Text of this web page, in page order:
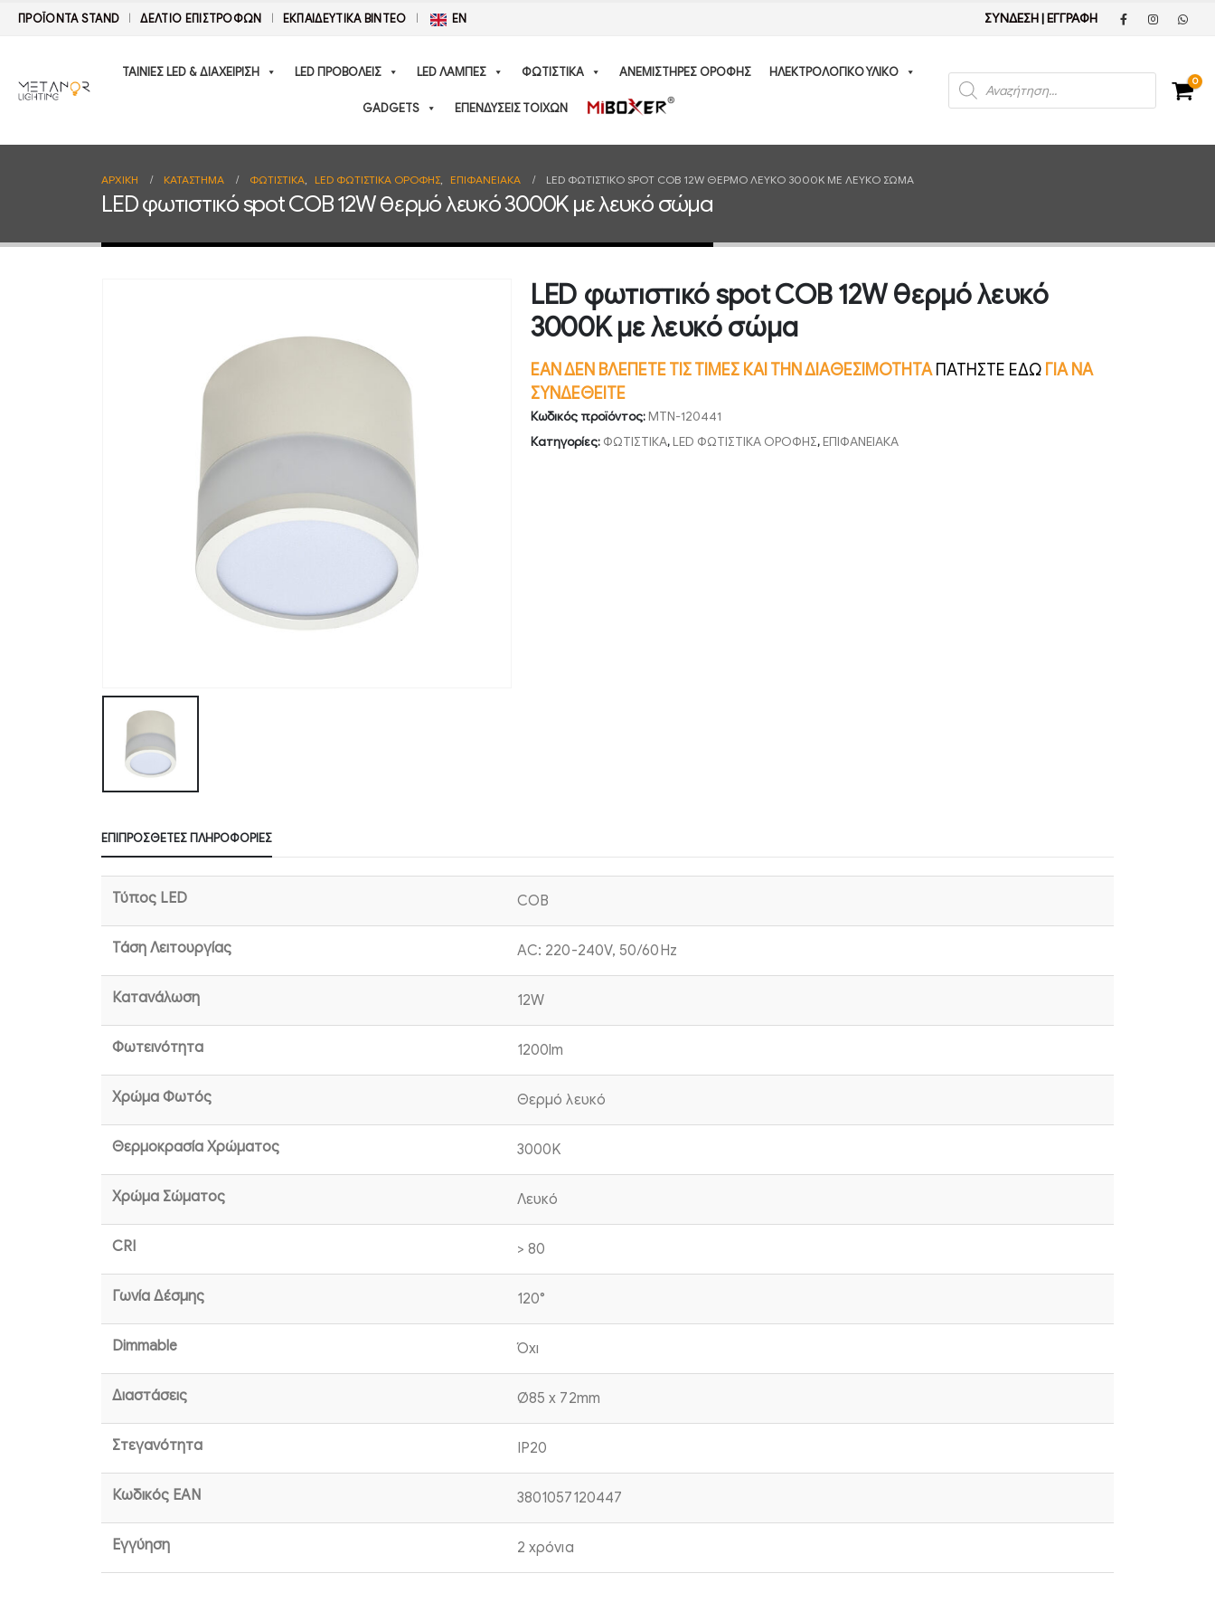
ΠΡΟΪΟΝΤΑ STAND ΔΕΛΤΊΟ ΕΠΙΣΤΡΟΦΏΝ ΕΚΠΑΙΔΕΥΤΙΚΑ ΒΙΝΤΕΟ EN ΣΥΝΔΕΣΗ| ΕΓΓΡΑΦΗ
ΤΑΙΝΙΕΣ LED & ΔΙΑΧΕΙΡΙΣΗ LED ΠΡΟΒΟΛΕΙΣ LED ΛΑΜΠΕΣ ΦΩΤΙΣΤΙΚΑ ΑΝΕΜΙΣΤΗΡΕΣ ΟΡΟΦΗΣ ΗΛΕΚΤΡΟΛΟΓΙΚΟ ΥΛΙΚΟ
GADGETS ΕΠΕΝΔΥΣΕΙΣ ΤΟΙΧΩΝ
Products
search
0
ΑΡΧΙΚΉ ΚΑΤΆΣΤΗΜΑ ΦΩΤΙΣΤΙΚΑ, LED ΦΩΤΙΣΤΙΚΑ ΟΡΟΦΗΣ, ΕΠΙΦΑΝΕΙΑΚΑ LED ΦΩΤΙΣΤΙΚΌ SPOT COB 12W ΘΕΡΜΌ ΛΕΥΚΌ 3000K ΜΕ ΛΕΥΚΌ ΣΏΜΑ
LED φωτιστικό spot COB 12W θερμό λευκό 3000K με λευκό σώμα
LED φωτιστικό spot COB 12W θερμό λευκό
3000K με λευκό σώμα
ΕΑΝ ΔΕΝ ΒΛΕΠΕΤΕ ΤΙΣ ΤΙΜΕΣ ΚΑΙ ΤΗΝ ΔΙΑΘΕΣΙΜΟΤΗΤΑΠΑΤΗΣΤΕ ΕΔΩ ΓΙΑ ΝΑ
ΣΥΝΔΕΘΕΙΤΕ
Κωδικός προϊόντος:MTN-120441
Κατηγορίες: ΦΩΤΙΣΤΙΚΑ,LED ΦΩΤΙΣΤΙΚΑ ΟΡΟΦΗΣ,ΕΠΙΦΑΝΕΙΑΚΑ
ΕΠΙΠΡΌΣΘΕΤΕΣ ΠΛΗΡΟΦΟΡΊΕΣ
Τύπος LED COB
Τάση Λειτουργίας AC: 220-240V, 50/60Hz
Κατανάλωση 12W
Φωτεινότητα 1200lm
Χρώμα Φωτός Θερμό λευκό
Θερμοκρασία Χρώματος 3000K
Χρώμα Σώματος Λευκό
CRI > 80
Γωνία Δέσμης 120°
Dimmable Όχι
Διαστάσεις Ø85 x 72mm
Στεγανότητα IP20
Κωδικός EAN 3801057120447
Εγγύηση 2 χρόνια